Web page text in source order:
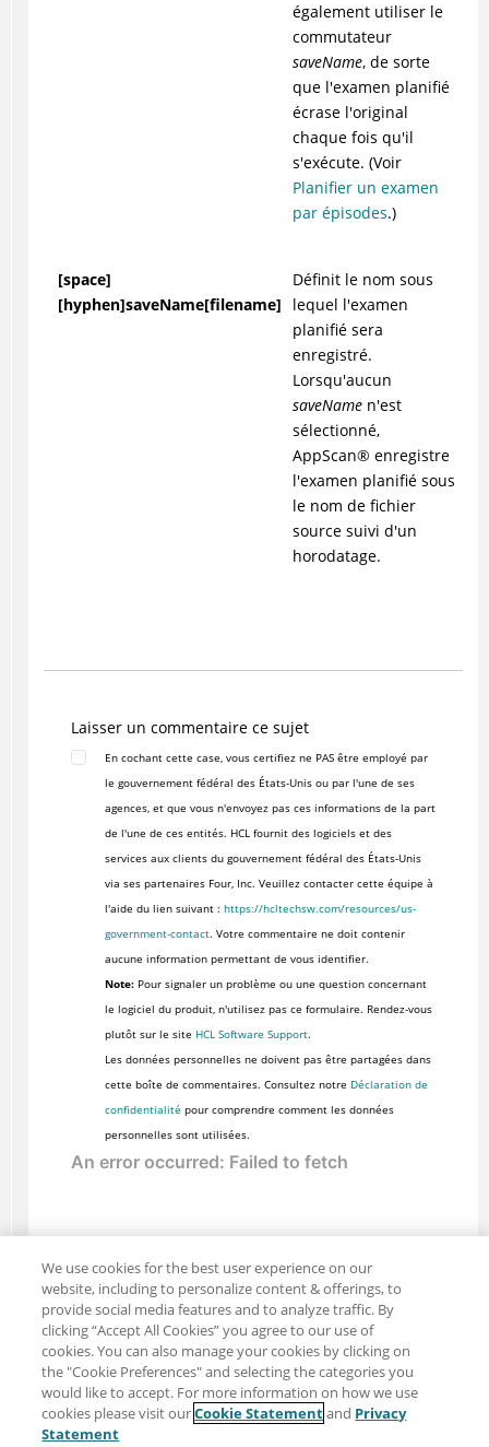
également utiliser le
commutateur
saveName, de sorte
que l'examen planifié
écrase l'original
chaque fois qu'il
s'exécute. (Voir
Planifier un examen
par épisodes.)
[space]
[hyphen]saveName[filename]
Définit le nom sous
lequel l'examen
planifié sera
enregistré.
Lorsqu'aucun
saveNamen'est
sélectionné,
AppScan® enregistre
l'examen planifié sous
le nom de fichier
source suivi d'un
horodatage.
Laisser un commentaire ce sujet
En cochant cette case, vous certifiez ne PAS être employé par
le gouvernement fédéral des États-Unis ou par l'une de ses
agences, et que vous n'envoyez pas ces informations de la part
de l'une de ces entités. HCL fournit des logiciels et des
services aux clients du gouvernement fédéral des États-Unis
via ses partenaires Four, Inc. Veuillez contacter cette équipe à
l'aide du lien suivant : https://hcltechsw.com/resources/us-
government-contact. Votre commentaire ne doit contenir
aucune information permettant de vous identifier.
Note:Pour signaler un problème ou une question concernant
le logiciel du produit, n'utilisez pas ce formulaire. Rendez-vous
plutôt sur le site HCL Software Support.
Les données personnelles ne doivent pas être partagées dans
cette boîte de commentaires. Consultez notre Déclaration de
confidentialité pour comprendre comment les données
personnelles sont utilisées.
Partager : Courriel Twitter
We use cookies for the best user experience on our
website, including to personalize content & offerings, to
provide social media features and to analyze traffic. By
clicking “Accept All Cookies” you agree to our use of
cookies. You can also manage your cookies by clicking on
the "Cookie Preferences" and selecting the categories you
would like to accept. For more information on how we use
cookies please visit ourCookie Statementand Privacy
Statement